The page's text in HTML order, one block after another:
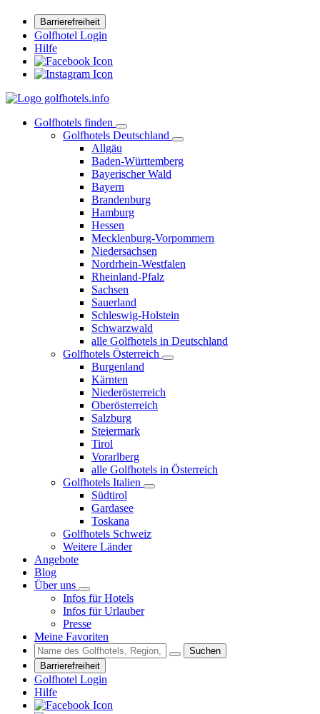
Barrierefreiheit
Golfhotel Login
Hilfe
Golfhotels finden
Golfhotels Deutschland
Allgäu
Baden-Württemberg
Bayerischer Wald
Bayern
Brandenburg
Hamburg
Hessen
Mecklenburg-Vorpommern
Niedersachsen
Nordrhein-Westfalen
Rheinland-Pfalz
Sachsen
Sauerland
Schleswig-Holstein
Schwarzwald
alle Golfhotels in Deutschland
Golfhotels Österreich
Burgenland
Kärnten
Niederösterreich
Oberösterreich
Salzburg
Steiermark
Tirol
Vorarlberg
alle Golfhotels in Österreich
Golfhotels Italien
Südtirol
Gardasee
Toskana
Golfhotels Schweiz
Weitere Länder
Angebote
Blog
Über uns
Infos für Hotels
Infos für Urlauber
Presse
Meine Favoriten
Suchen
Barrierefreiheit
Golfhotel Login
Hilfe